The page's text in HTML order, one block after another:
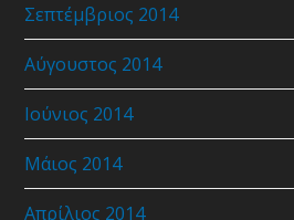
Σεπτέμβριος 2014
Αύγουστος 2014
Ιούνιος 2014
Μάιος 2014
Απρίλιος 2014